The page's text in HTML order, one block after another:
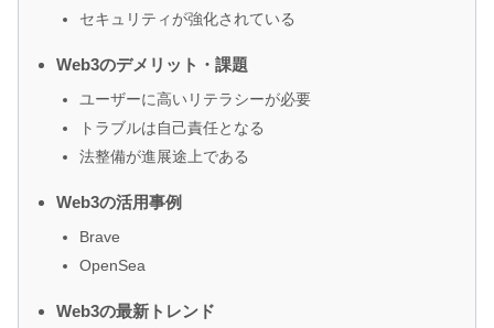
セキュリティが強化されている
Web3のデメリット・課題
ユーザーに高いリテラシーが必要
トラブルは自己責任となる
法整備が進展途上である
Web3の活用事例
Brave
OpenSea
Web3の最新トレンド